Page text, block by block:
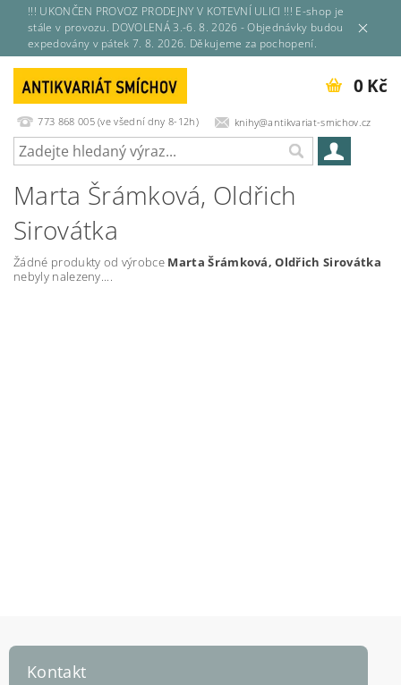
!!! UKONČEN PROVOZ PRODEJNY V KOTEVNÍ ULICI !!! E-shop je
stále v provozu. DOVOLENÁ 3.-6. 8. 2026 - Objednávky budou
expedovány v pátek 7. 8. 2026. Děkujeme za pochopení.
773 868 005 (ve všední dny 8-12h) knihy@antikvariat-smichov.cz
0 Kč
Marta Šrámková, Oldřich
Sirovátka
Žádné produkty od výrobce Marta Šrámková, Oldřich Sirovátka
nebyly nalezeny....
Kontakt